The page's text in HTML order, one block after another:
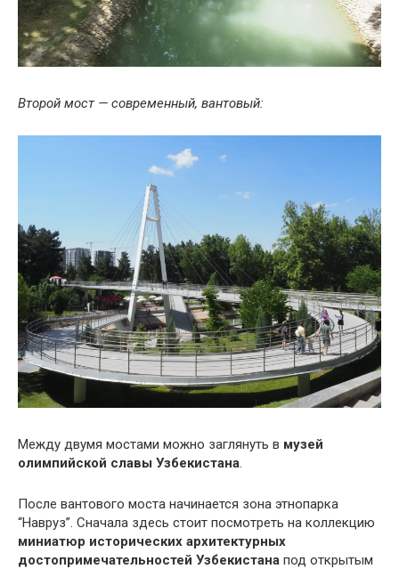
Второй мост — современный, вантовый:
Между двумя мостами можно заглянуть в музей
олимпийской славы Узбекистана.
После вантового моста начинается зона этнопарка
“Навруз”. Сначала здесь стоит посмотреть на коллекцию
миниатюр исторических архитектурных
достопримечательностей Узбекистана под открытым